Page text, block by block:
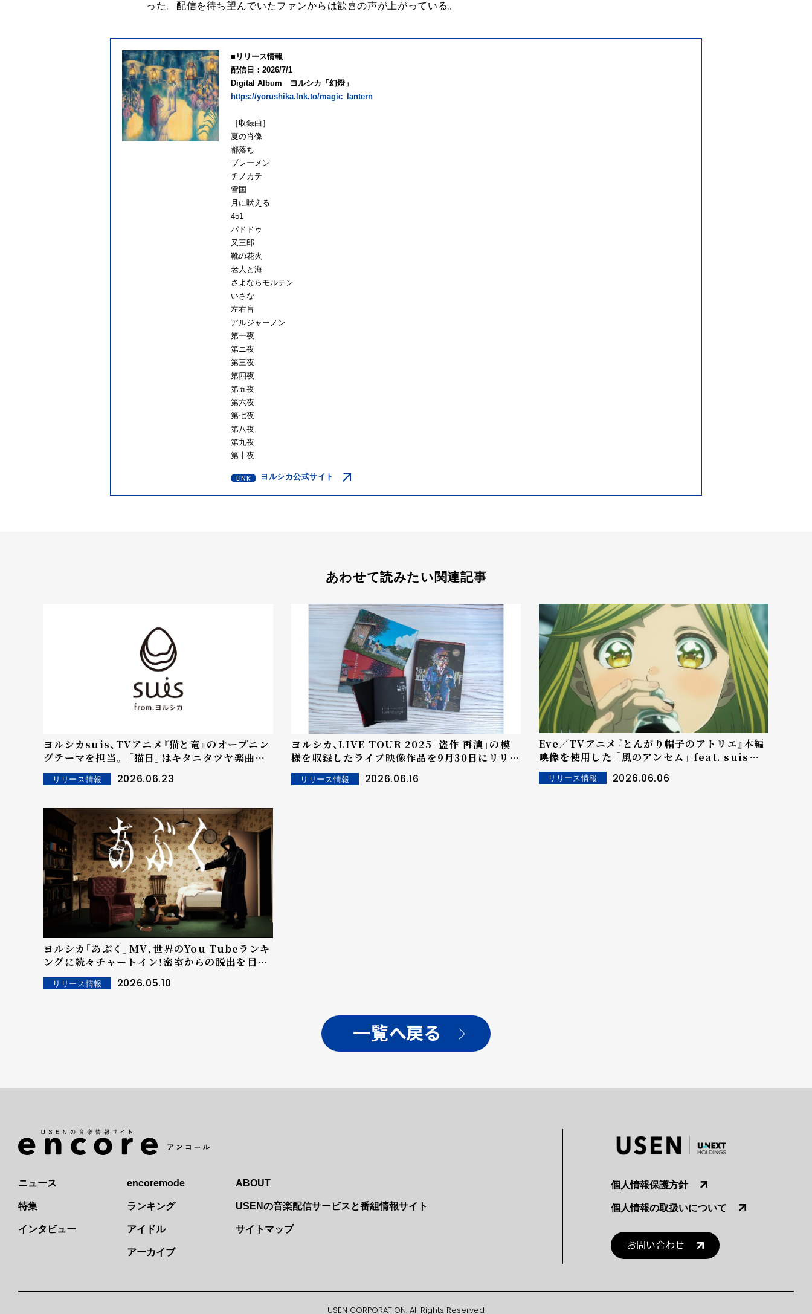
った。配信を待ち望んでいたファンからは歓喜の声が上がっている。
■リリース情報
配信日：2026/7/1
Digital Album ヨルシカ「幻燈」
https://yorushika.lnk.to/magic_lantern
［収録曲］
夏の肖像
都落ち
ブレーメン
チノカテ
雪国
月に吠える
451
パドドゥ
又三郎
靴の花火
老人と海
さよならモルテン
いさな
左右盲
アルジャーノン
第一夜
第ニ夜
第三夜
第四夜
第五夜
第六夜
第七夜
第八夜
第九夜
第十夜
ヨルシカ公式サイト
あわせて読みたい関連記事
ヨルシカsuis、TVアニメ『猫と竜』のオープニン
グテーマを担当。 「猫日」はキタニタツヤ楽曲提
供よるチャーミングなナンバー。
リリース情報 2026.06.23
ヨルシカ、LIVE TOUR 2025「盗作 再演」の模
様を収録したライブ映像作品を9月30日にリリー
ス。「盗作」オリジナルTシャツを予約限定発売。
リリース情報 2026.06.16
Eve／TVアニメ『とんがり帽子のアトリエ』本編
映像を使用した 「風のアンセム」 feat. suis
from ヨルシカ Music Video公開！
リリース情報 2026.06.06
ヨルシカ「あぶく」MV、世界のYou Tubeランキ
ングに続々チャートイン！密室からの脱出を目指
す無限ループ映像が言葉の壁を越え早くも累計
800万再生を突破
リリース情報 2026.05.10
一覧へ戻る
ニュース
特集
インタビュー
encoremode
ランキング
アイドル
アーカイブ
ABOUT
USENの音楽配信サービスと番組情報サイト
サイトマップ
個人情報保護方針
個人情報の取扱いについて
お問い合わせ
USEN CORPORATION. All Rights Reserved